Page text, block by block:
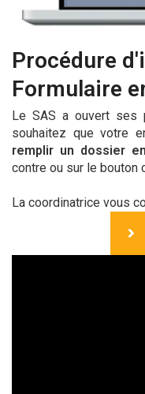
Procédure
Formulaire
Le SAS a ouvert ses
souhaitez que votre
remplir un dossier
contre ou sur le bouton
La coordinatrice vous